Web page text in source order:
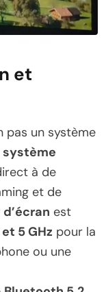
et
pas un système
système
à de
et de
d’écran est
5 GHz pour la
ou une